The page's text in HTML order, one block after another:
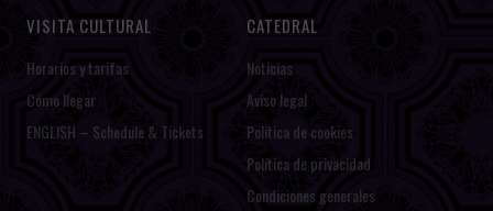
VISITA CULTURAL
Horarios y tarifas
Cómo llegar
ENGLISH – Schedule & Tickets
CATEDRAL
Noticias
Aviso legal
Política de cookies
Política de privacidad
Condiciones generales